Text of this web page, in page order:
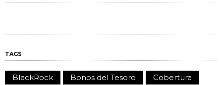
TAGS
BlackRock Bonos del Tesoro
Cobertura